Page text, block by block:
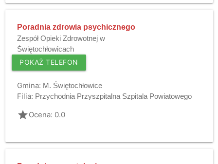
Poradnia zdrowia psychicznego
Zespół Opieki Zdrowotnej w
Świętochłowicach
POKAŻ TELEFON
Gmina: M. Świętochłowice
Filia: Przychodnia Przyszpitalna Szpitala Powiatowego
gradeOcena: 0.0